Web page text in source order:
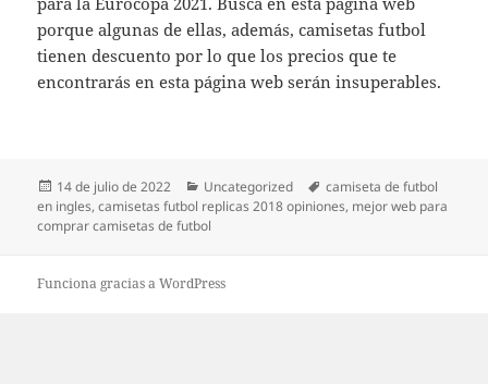
porque algunas de ellas, además, camisetas futbol
tienen descuento por lo que los precios que te
encontrarás en esta página web serán insuperables.
Publicado
el
14 de julio de 2022 Categorías
Uncategorized Etiquetas
camiseta de futbol
en ingles,camisetas futbol replicas 2018 opiniones, mejor web para
comprar camisetas de futbol
Funciona gracias a WordPress